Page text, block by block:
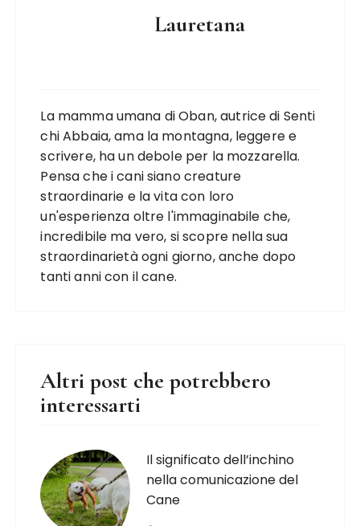
Lauretana
La mamma umana di Oban, autrice di Senti
chi Abbaia, ama la montagna, leggere e
scrivere, ha un debole per la mozzarella.
Pensa che i cani siano creature
straordinarie e la vita con loro
un'esperienza oltre l'immaginabile che,
incredibile ma vero, si scopre nella sua
straordinarietà ogni giorno, anche dopo
tanti anni con il cane.
Altri post che potrebbero
interessarti
Il significato dell’inchino
nella comunicazione del
Cane